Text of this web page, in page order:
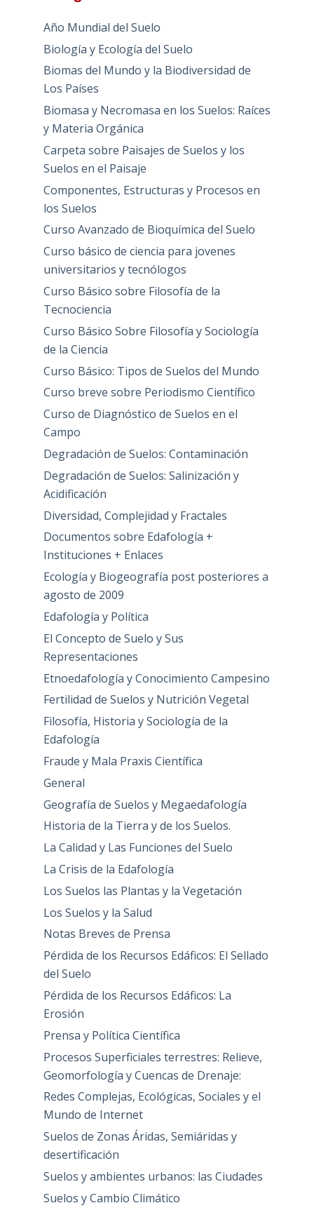
Año Mundial del Suelo
Biología y Ecología del Suelo
Biomas del Mundo y la Biodiversidad de
Los Países
Biomasa y Necromasa en los Suelos: Raíces
y Materia Orgánica
Carpeta sobre Paisajes de Suelos y los
Suelos en el Paisaje
Componentes, Estructuras y Procesos en
los Suelos
Curso Avanzado de Bioquímica del Suelo
Curso básico de ciencia para jovenes
universitarios y tecnólogos
Curso Básico sobre Filosofía de la
Tecnociencia
Curso Básico Sobre Filosofía y Sociología
de la Ciencia
Curso Básico: Tipos de Suelos del Mundo
Curso breve sobre Periodismo Científico
Curso de Diagnóstico de Suelos en el
Campo
Degradación de Suelos: Contaminación
Degradación de Suelos: Salinización y
Acidificación
Diversidad, Complejidad y Fractales
Documentos sobre Edafología +
Instituciones + Enlaces
Ecología y Biogeografía post posteriores a
agosto de 2009
Edafología y Política
El Concepto de Suelo y Sus
Representaciones
Etnoedafología y Conocimiento Campesino
Fertilidad de Suelos y Nutrición Vegetal
Filosofía, Historia y Sociología de la
Edafología
Fraude y Mala Praxis Científica
General
Geografía de Suelos y Megaedafología
Historia de la Tierra y de los Suelos.
La Calidad y Las Funciones del Suelo
La Crisis de la Edafología
Los Suelos las Plantas y la Vegetación
Los Suelos y la Salud
Notas Breves de Prensa
Pérdida de los Recursos Edáficos: El Sellado
del Suelo
Pérdida de los Recursos Edáficos: La
Erosión
Prensa y Política Científica
Procesos Superficiales terrestres: Relieve,
Geomorfología y Cuencas de Drenaje:
Redes Complejas, Ecológicas, Sociales y el
Mundo de Internet
Suelos de Zonas Áridas, Semiáridas y
desertificación
Suelos y ambientes urbanos: las Ciudades
Suelos y Cambio Climático